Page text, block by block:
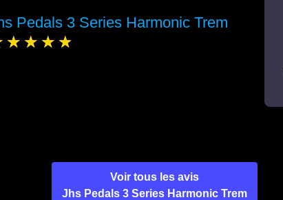
Pedals 3 Series Harmonic Trem
Voir tous les avis
Jhs Pedals 3 Series Harmonic Trem